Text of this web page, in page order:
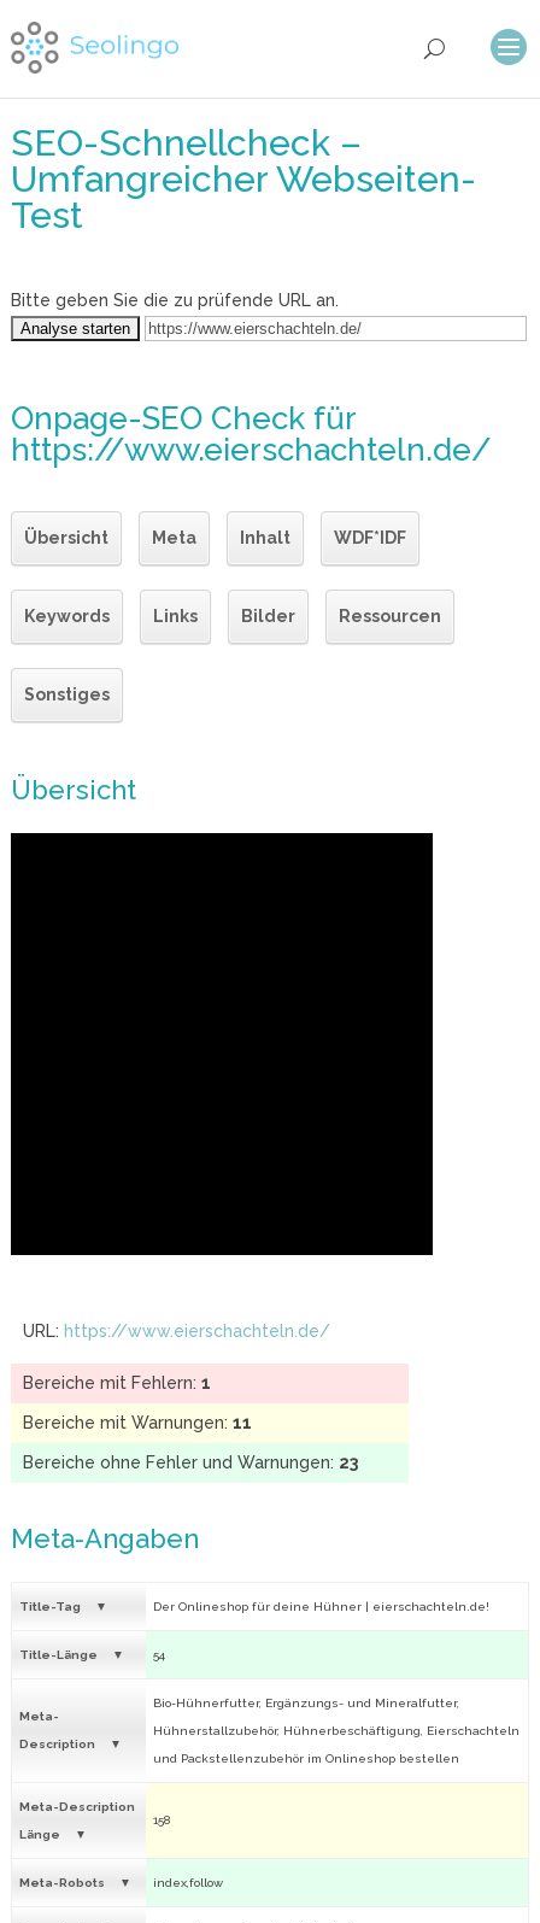
SEO-Schnellcheck –
Umfangreicher Webseiten-
Test
Bitte geben Sie die zu prüfende URL an.
Onpage-SEO Checkfür
https://www.eierschachteln.de/
Übersicht Meta Inhalt WDF*IDF
Keywords Links Bilder Ressourcen
Sonstiges
Übersicht
URL: https://www.eierschachteln.de/
Bereiche mit Fehlern: 1
Bereiche mit Warnungen: 11
Bereiche ohne Fehler und Warnungen: 23
Meta-Angaben
Title-Tag Der Onlineshop für deine Hühner | eierschachteln.de!
Title-Länge 54
Meta-
Description
Bio-Hühnerfutter, Ergänzungs- und Mineralfutter,
Hühnerstallzubehör, Hühnerbeschäftigung, Eierschachteln
und Packstellenzubehör im Onlineshop bestellen
Meta-Description
Länge
158
Meta-Robots index,follow